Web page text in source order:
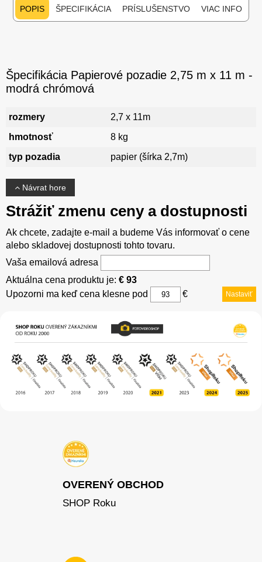
POPIS ŠPECIFIKÁCIA PRÍSLUŠENSTVO VIAC INFO
Špecifikácia Papierové pozadie 2,75 m x 11 m -
modrá chrómová
rozmery
2,7 x 11m
hmotnosť
8 kg
typ pozadia
papier (šírka 2,7m)
Návrat hore
Strážiť zmenu ceny a dostupnosti
Ak chcete, zadajte e-mail a budeme Vás informovať o cene
alebo skladovej dostupnosti tohto tovaru.
Vaša emailová adresa
Aktuálna cena produktu je: € 93
Upozorni ma keď cena klesne pod
€ Nastaviť
OVERENÝ OBCHOD
SHOP Roku